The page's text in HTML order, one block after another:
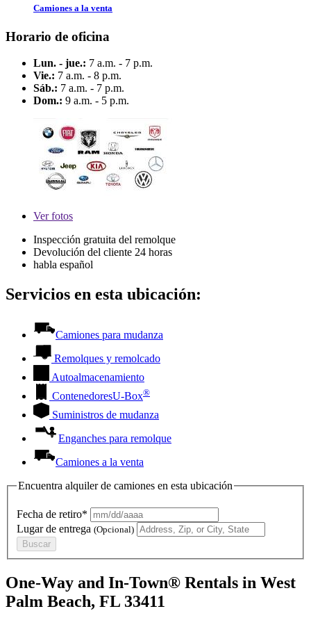
Camiones a la venta
Horario de oficina
Lun. - jue.: 7 a.m. - 7 p.m.
Vie.: 7 a.m. - 8 p.m.
Sáb.: 7 a.m. - 7 p.m.
Dom.: 9 a.m. - 5 p.m.
Verfotos
Inspección gratuita del remolque
Devolución del cliente 24 horas
habla español
Servicios en esta ubicación:
Camiones para mudanza
Remolques y remolcado
Autoalmacenamiento
ContenedoresU-Box®
Suministros de mudanza
Enganches para remolque
Camiones a la venta
Encuentra alquiler de camiones en esta ubicación
Fecha de retiro*
Lugar de entrega (Opcional)
Buscar
One-Way and In-Town® Rentals in West
Palm Beach, FL 33411